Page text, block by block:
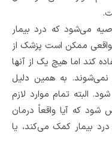
می‌شود که درد بیمار
ممکن است پزشک از
کند اما هیچ یک از آنها
به همین دلیل
البته تمام موارد لازم
که آیا واقعاً درمان
بیمار کمک می‌کند، یا